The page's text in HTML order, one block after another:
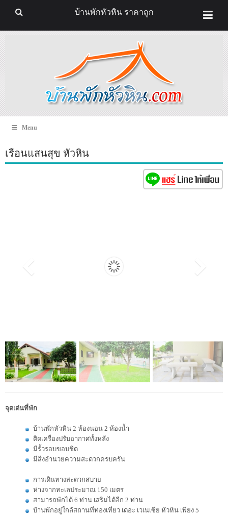
Menu
เรือนแสนสุข หัวหิน
จุดเด่นที่พัก
บ้านพักหัวหิน 2 ห้องนอน 2 ห้องน้ำ
ติดเครื่องปรับอากาศทั้งหลัง
มีรั้วรอบขอบชิด
มีสิ่งอำนวยความสะดวกครบครัน
การเดินทางสะดวกสบาย
ห่างจากทะเลประมาณ 150 เมตร
สามารถพักได้ 6 ท่าน เสริมได้อีก 2 ท่าน
บ้านพักอยู่ใกล้สถานที่ท่องเที่ยว เดอะ เวเนเซีย หัวหิน เพียง 5
บ้านพักหัวหิน ราคาถูก